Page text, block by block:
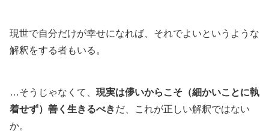
現世で自分だけが幸せになれば、それでよいというような
解釈をする者もいる。
…そうじゃなくて、 現実は儚いからこそ（細かいことに執
着せず）善く生きるべきだ、これが正しい解釈ではない
か。